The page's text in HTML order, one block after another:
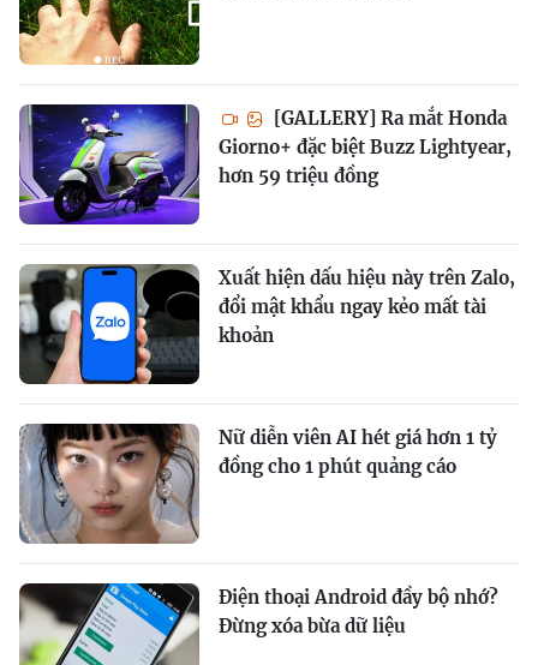
[GALLERY] Ra mắt Honda
Giorno+ đặc biệt Buzz Lightyear,
hơn 59 triệu đồng
Xuất hiện dấu hiệu này trên Zalo,
đổi mật khẩu ngay kẻo mất tài
khoản
Nữ diễn viên AI hét giá hơn 1 tỷ
đồng cho 1 phút quảng cáo
Điện thoại Android đầy bộ nhớ?
Đừng xóa bừa dữ liệu